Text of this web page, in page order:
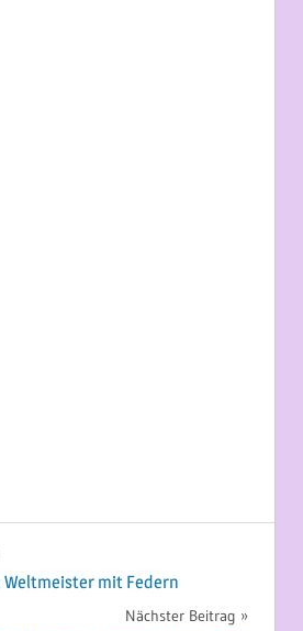
Weltmeister mit Federn
Nächster Beitrag